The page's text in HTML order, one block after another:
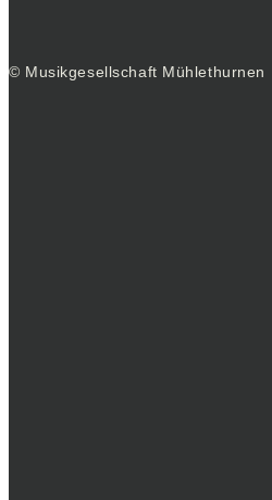
© Musikgesellschaft Mühlethurnen